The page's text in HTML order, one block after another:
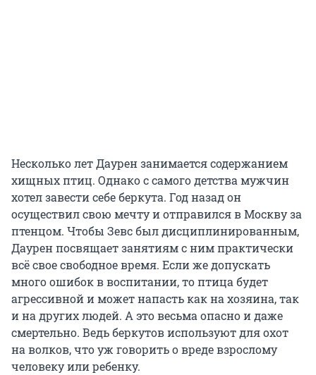
Несколько лет Даурен занимается содержанием
хищных птиц. Однако с самого детства мужчин
хотел завести себе беркута. Год назад он
осуществил свою мечту и отправился в Москву за
птенцом. Чтобы Зевс был дисциплинированным,
Даурен посвящает занятиям с ним практически
всё свое свободное время. Если же допускать
много ошибок в воспитании, то птица будет
агрессивной и может напасть как на хозяина, так
и на других людей. А это весьма опасно и даже
смертельно. Ведь беркутов используют для охот
на волков, что уж говорить о вреде взрослому
человеку или ребенку.